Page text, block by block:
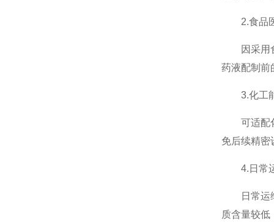
2.食品
因采用食
药液配制前
3.化工
可适配化
免后续精密
4.日常
日常运维
质含量较低